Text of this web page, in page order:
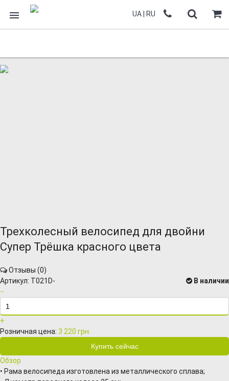
UA RU
Трехколесный велосипед для двойни
Супер Трёшка красного цвета
Отзывы (0)
Артикул: T021D-
В наличии
−
+
Розничная цена: 3 220 грн.
Обзор
• Рама велосипеда изготовлена из металлического сплава;